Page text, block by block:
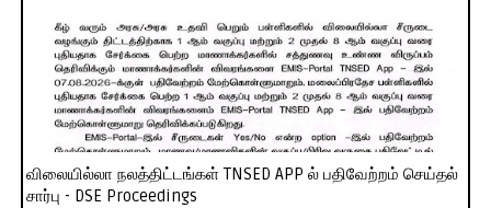
விலையில்லா நலத்திட்டங்கள் TNSED APP ல் பதிவேற்றம் செய்தல்
சார்பு - DSE Proceedings